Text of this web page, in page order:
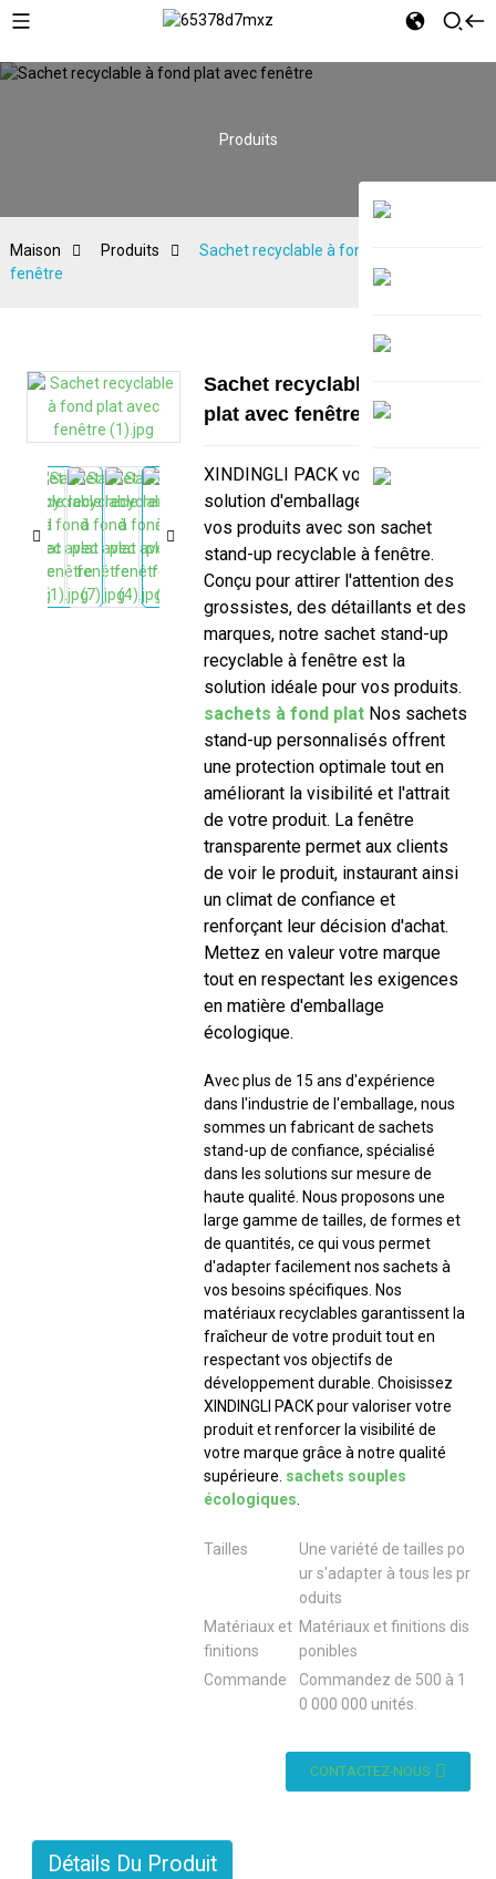
Produits
Maison Produits
Sachet recyclable à fond plat avec
fenêtre
Sachet recyclable à fond
plat avec fenêtre
XINDINGLI PACK vous propose la
solution d'emballage idéale pour
vos produits avec son sachet
stand-up recyclable à fenêtre.
Conçu pour attirer l'attention des
grossistes, des détaillants et des
marques, notre sachet stand-up
recyclable à fenêtre est la
solution idéale pour vos produits.
sachets à fond platNos sachets
stand-up personnalisés offrent
une protection optimale tout en
améliorant la visibilité et l'attrait
de votre produit. La fenêtre
transparente permet aux clients
de voir le produit, instaurant ainsi
un climat de confiance et
renforçant leur décision d'achat.
Mettez en valeur votre marque
tout en respectant les exigences
en matière d'emballage
écologique.
Avec plus de 15 ans d'expérience
dans l'industrie de l'emballage, nous
sommes un fabricant de sachets
stand-up de confiance, spécialisé
dans les solutions sur mesure de
haute qualité. Nous proposons une
large gamme de tailles, de formes et
de quantités, ce qui vous permet
d'adapter facilement nos sachets à
vos besoins spécifiques. Nos
matériaux recyclables garantissent la
fraîcheur de votre produit tout en
respectant vos objectifs de
développement durable. Choisissez
XINDINGLI PACK pour valoriser votre
produit et renforcer la visibilité de
votre marque grâce à notre qualité
supérieure. sachets souples
écologiques
Tailles
Une variété de tailles po
ur s'adapter à tous les pr
oduits
Matériaux et
finitions
Matériaux et finitions dis
ponibles
Commande
Commandez de 500 à 1
0 000 000 unités.
CONTACTEZ-NOUS
Détails Du Produit